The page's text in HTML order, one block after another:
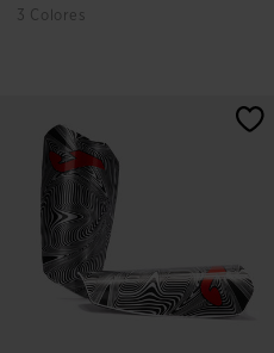
3 Colores
5 sobre 5 de valoración de clientes